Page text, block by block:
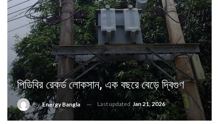
পিডিবির রেকর্ড লোকসান, এক বছরে বেড়ে দ্বিগুণ
ByEnergy Bangla Last updated Jan 21, 2026